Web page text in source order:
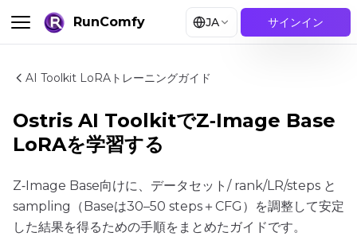
RunComfy JA サインイン
AI Toolkit LoRAトレーニングガイド
Ostris AI ToolkitでZ‑Image Base
LoRAを学習する
Z‑Image Base向けに、データセット/ rank/LR/steps と
sampling（Baseは30–50 steps＋CFG）を調整して安定
した結果を得るための手順をまとめたガイドです。